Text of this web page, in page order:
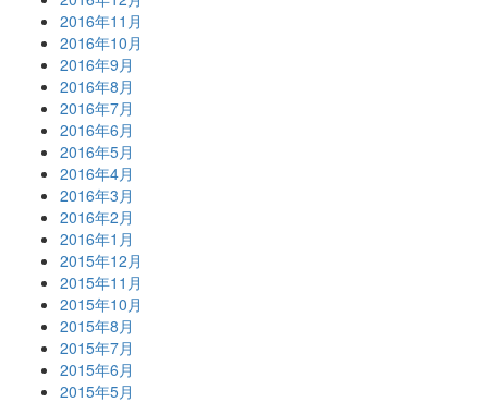
2016年11月
2016年10月
2016年9月
2016年8月
2016年7月
2016年6月
2016年5月
2016年4月
2016年3月
2016年2月
2016年1月
2015年12月
2015年11月
2015年10月
2015年8月
2015年7月
2015年6月
2015年5月